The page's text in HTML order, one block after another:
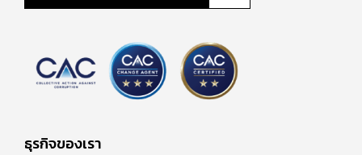
ธุรกิจของเรา